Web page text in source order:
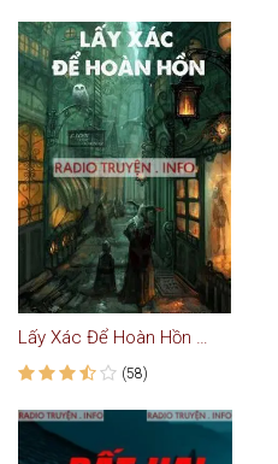
Lấy Xác Để Hoàn Hồn - Truyện Kinh Dị
(58)